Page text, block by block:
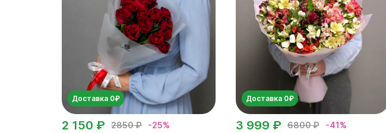
Доставка 0₽
2850 ₽ -25%
2 150 ₽
Доставка 0₽
6800 ₽ -41%
3 999 ₽